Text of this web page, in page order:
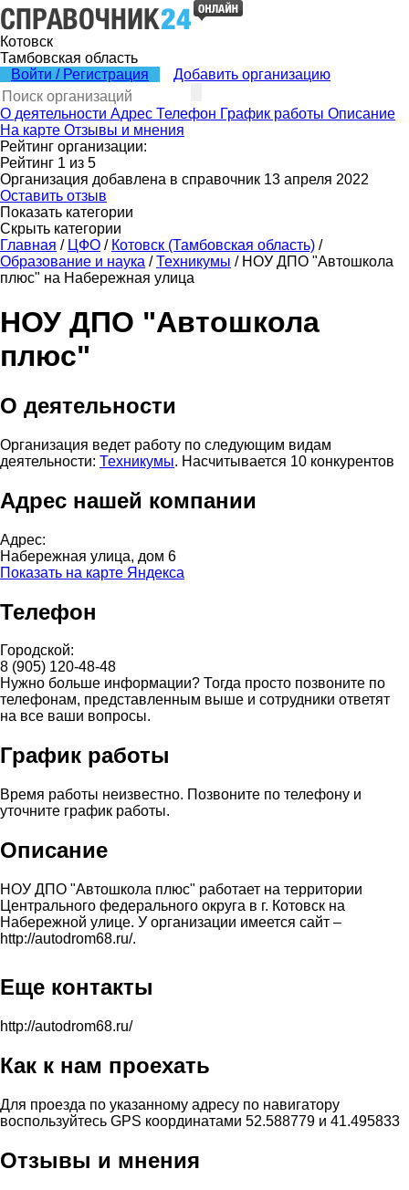
Котовск
Тамбовская область
Войти / Регистрация
Добавить организацию
О деятельности Адрес Телефон График работы Описание
На карте Отзывы и мнения
Рейтинг организации:
Рейтинг 1 из 5
Организация добавлена в справочник 13 апреля 2022
Оставить отзыв
Показать категории
Скрыть категории
Главная / ЦФО / Котовск (Тамбовская область) /
Образование и наука / Техникумы / НОУ ДПО "Автошкола
плюс" на Набережная улица
НОУ ДПО "Автошкола
плюс"
О деятельности
Организация ведет работу по следующим видам
деятельности: Техникумы. Насчитывается 10 конкурентов
Адрес нашей компании
Адрес:
Набережная улица, дом 6
Показать на карте Яндекса
Телефон
Городской:
8 (905) 120-48-48
Нужно больше информации? Тогда просто позвоните по
телефонам, представленным выше и сотрудники ответят
на все ваши вопросы.
График работы
Время работы неизвестно. Позвоните по телефону и
уточните график работы.
Описание
НОУ ДПО "Автошкола плюс" работает на территории
Центрального федерального округа в г. Котовск на
Набережной улице. У организации имеется сайт –
http://autodrom68.ru/.
Еще контакты
http://autodrom68.ru/
Как к нам проехать
Для проезда по указанному адресу по навигатору
воспользуйтесь GPS координатами 52.588779 и 41.495833
Отзывы и мнения